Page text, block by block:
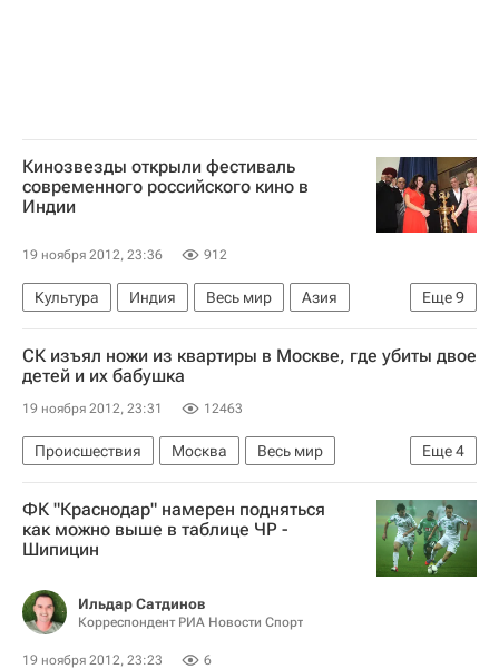
Кинозвезды открыли фестиваль
современного российского кино в
Индии
19 ноября 2012, 23:36 912
Еще9
Культура Индия Весь мир
Азия
Марина Потапова
Анастасия Заворотнюк
Ксения Раппопорт
Павел Лунгин
Карен Шахназаров
Авдотья Смирнова
Посольство РФ в Индии
Мосфильм
СК изъял ножи из квартиры в Москве, где убиты двое
детей и их бабушка
19 ноября 2012, 23:31 12463
Еще4
Происшествия Москва
Весь мир
Центральный ФО
Европа
Следственный комитет России (СК РФ)
Россия
ФК "Краснодар" намерен подняться
как можно выше в таблице ЧР -
Шипицин
Ильдар Сатдинов
Корреспондент РИА Новости Спорт
19 ноября 2012, 23:23 6